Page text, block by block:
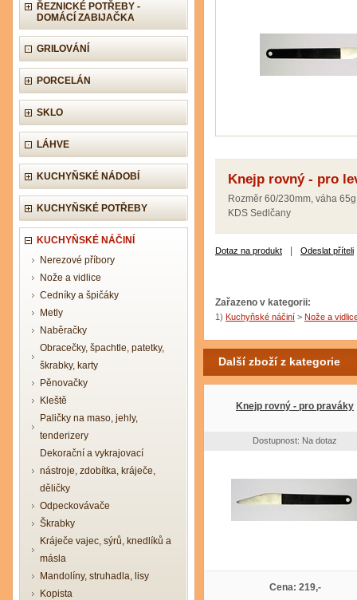
ŘEZNICKÉ POTŘEBY -
DOMÁCÍ ZABIJAČKA
GRILOVÁNÍ
PORCELÁN
SKLO
LÁHVE
KUCHYŇSKÉ NÁDOBÍ
KUCHYŇSKÉ POTŘEBY
KUCHYŇSKÉ NÁČINÍ
Nerezové příbory
Nože a vidlice
Cedníky a špičáky
Metly
Naběračky
Obracečky, špachtle, patetky,
škrabky, karty
Pěnovačky
Kleště
Paličky na maso, jehly,
tenderizery
Dekorační a vykrajovací
nástroje, zdobítka, kráječe,
děličky
Odpeckovávače
Škrabky
Kráječe vajec, sýrů, knedlíků a
másla
Mandolíny, struhadla, lisy
Kopista
Knejp rovný - pro
Rozměr 60/230mm, váha 65g
KDS Sedlčany
Dotaz na produkt Odeslat příteli
Zařazeno v kategorii:
1) Kuchyňské náčiní > Nože a
Další zboží z kategorie
Knejp rovný - pro praváky
Dostupnost: Na dotaz
Cena: 219,-